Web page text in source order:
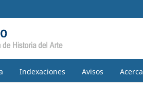
Indexaciones Avisos